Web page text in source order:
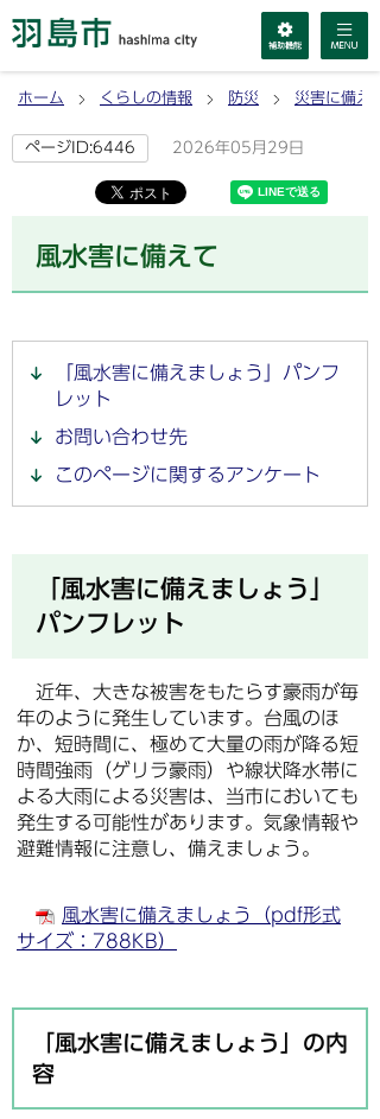
ホーム くらしの情報 防災 災害に備える
ページID:6446 2026年05月29日
風水害に備えて
「風水害に備えましょう」パンフ
レット
お問い合わせ先
このページに関するアンケート
「風水害に備えましょう」
パンフレット
近年、大きな被害をもたらす豪雨が毎
年のように発生しています。台風のほ
か、短時間に、極めて大量の雨が降る短
時間強雨（ゲリラ豪雨）や線状降水帯に
よる大雨による災害は、当市においても
発生する可能性があります。気象情報や
避難情報に注意し、備えましょう。
風水害に備えましょう（pdf形式
サイズ：788KB）
「風水害に備えましょう」の内
容